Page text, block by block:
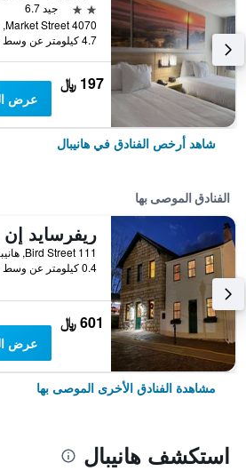
2 نجمتين
جيد 6.7
4.7 كيلومتر عن وسط المدينة
197 ﷼
عرض
شاهد أرخص الفنادق في هانيبال
الفنادق الموصى بها
0.4 كيلومتر عن وسط المدينة
601 ﷼
عرض
مشاهدة الفنادق الأخرى الموصى بها
استكشف هانيبال